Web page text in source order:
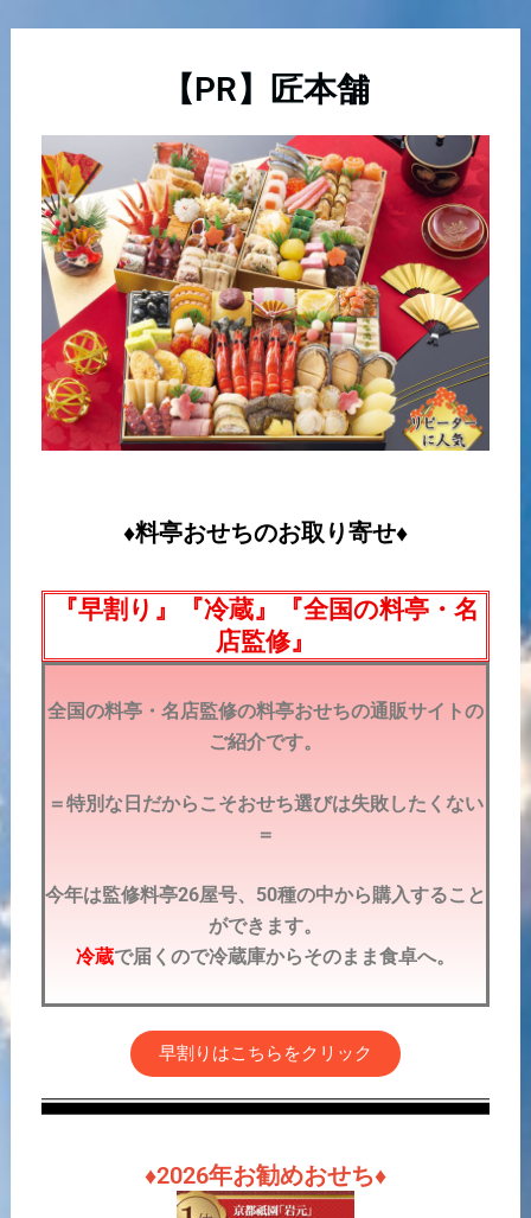
【PR】匠本舗
♦料亭おせちのお取り寄せ♦
『早割り』『冷蔵』『全国の料亭・名
店監修』
全国の料亭・名店監修の料亭おせちの通販サイトの
ご紹介です。
＝特別な日だからこそおせち選びは失敗したくない
＝
今年は監修料亭26屋号、50種の中から購入すること
ができます。
冷蔵で届くので冷蔵庫からそのまま食卓へ。
早割りはこちらをクリック
♦2026年お勧めおせち♦